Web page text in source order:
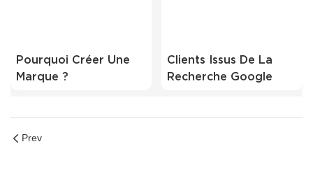
Pourquoi Créer Une
Marque ?
Clients Issus De La
Recherche Google
Prev